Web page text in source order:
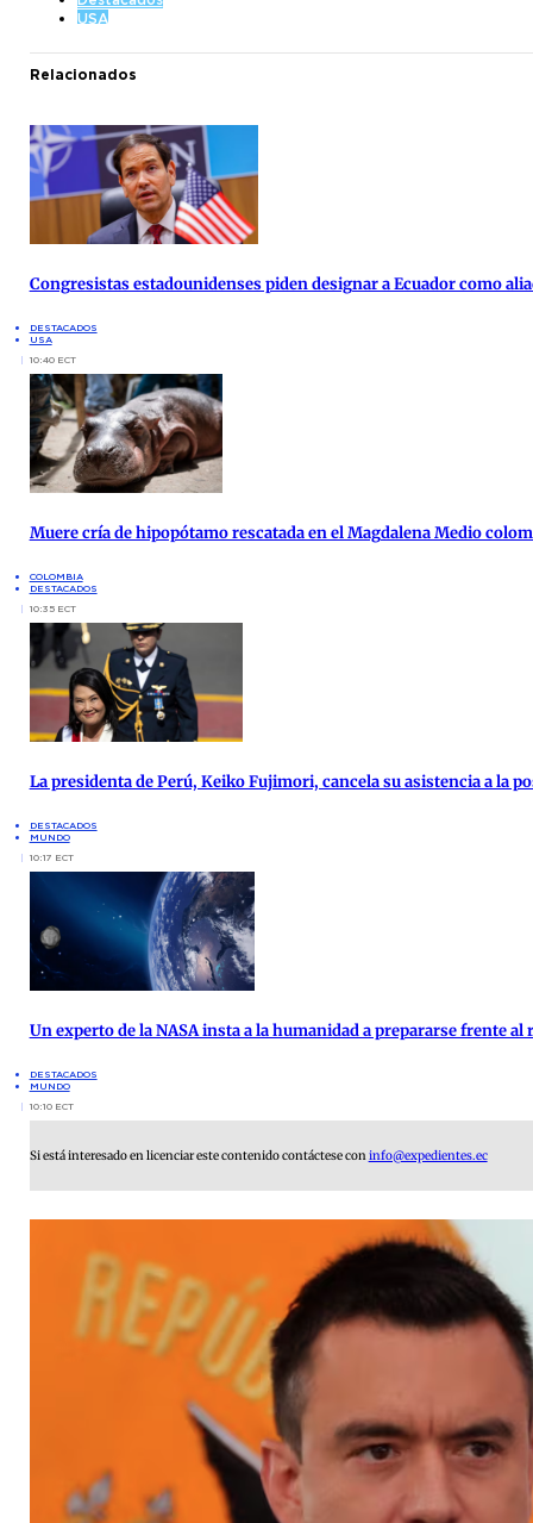
USA
Relacionados
Congresistas estadounidenses piden designar a Ecuador como
DESTACADOS
USA
10:40 ECT
Muere cría de hipopótamo rescatada en el Magdalena Medio
COLOMBIA
DESTACADOS
10:35 ECT
La presidenta de Perú, Keiko Fujimori, cancela su asistencia a la
DESTACADOS
MUNDO
10:17 ECT
Un experto de la NASA insta a la humanidad a prepararse frente
DESTACADOS
MUNDO
10:10 ECT
Si está interesado en licenciar este contenido contáctese con info@expedientes.ec